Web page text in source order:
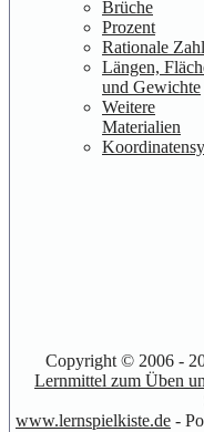
Brüche
Prozent
Rationale
Längen,
und Gewichte
Weitere
Materialien
Copyright © 2006 -
Lernmittel zum Üben
www.lernspielkiste.de -